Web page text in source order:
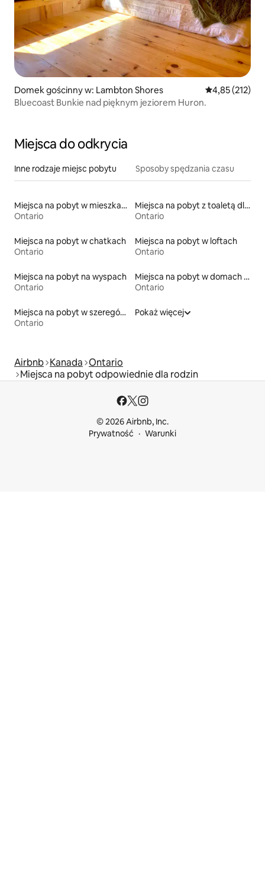
Domek gościnny w: Lambton Shores Średnia
4,85 (212)
Bluecoast Bunkie nad pięknym jeziorem Huron.
Miejsca do odkrycia
Inne rodzaje miejsc pobytu Sposoby spędzania czasu
Miejsca na pobyt w mieszkaniach typu condo
Ontario
Miejsca na pobyt z toaletą dla osoby z niepełnosprawnością
Ontario
Miejsca na pobyt w chatkach
Ontario
Miejsca na pobyt w loftach
Ontario
Miejsca na pobyt na wyspach
Ontario
Miejsca na pobyt w domach wakacyjnych
Ontario
Miejsca na pobyt w szeregówkach
Ontario
Pokaż więcej
Airbnb Kanada Ontario
Miejsca na pobyt odpowiednie dla rodzin
© 2026 Airbnb, Inc.
Prywatność
Warunki